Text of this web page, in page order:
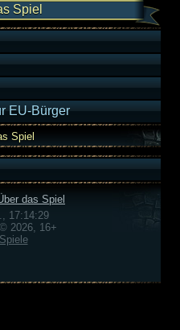
Spiel
EU-Bürger
Spiel
das Spiel
17:14:29
2026, 16+